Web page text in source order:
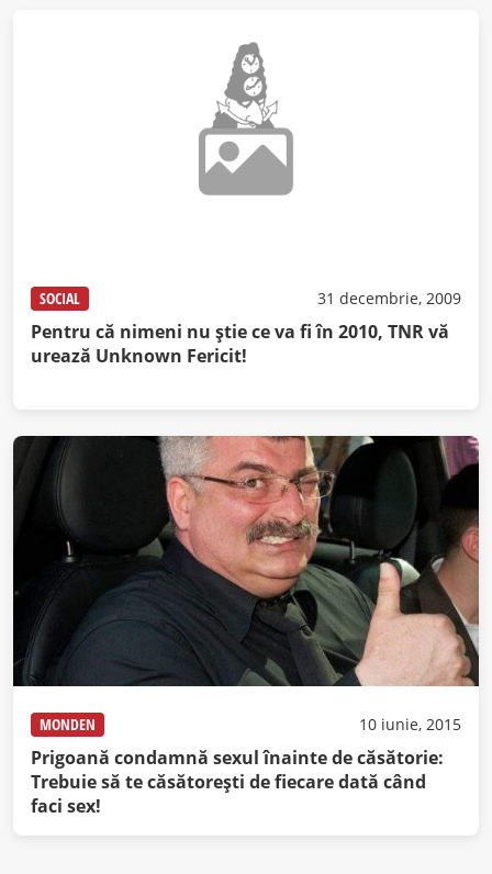
SOCIAL 31 decembrie, 2009
Pentru că nimeni nu ştie ce va fi în 2010, TNR vă
urează Unknown Fericit!
MONDEN 10 iunie, 2015
Prigoană condamnă sexul înainte de căsătorie:
Trebuie să te căsătoreşti de fiecare dată când
faci sex!